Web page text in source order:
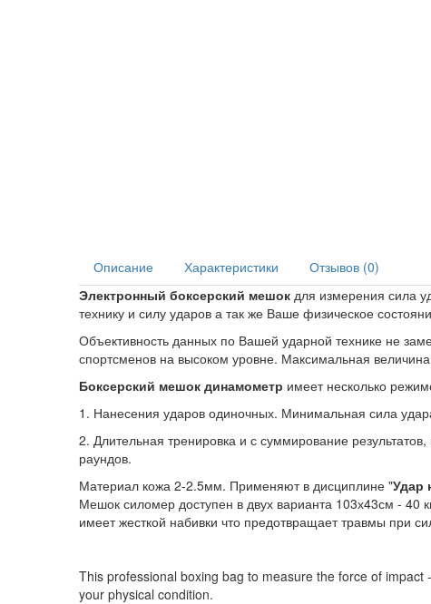
Описание Характеристики
Отзывов (0)
Электронный боксерский мешок для измерения сила
технику и силу ударов а так же Ваше физическое
Объективность данных по Вашей ударной технике не
спортсменов на высоком уровне. Максимальная
Боксерский мешок динамометр имеет несколько
1. Нанесения ударов одиночных. Минимальная сила
2. Длительная тренировка и с суммирование
раундов.
Материал кожа 2-2.5мм. Применяют в дисциплине "Удар
Мешок силомер доступен в двух варианта 103х43см - 40
имеет жесткой набивки что предотвращает травмы при
This professional boxing bag to measure the force of
your physical condition.